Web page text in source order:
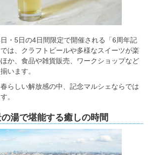
・5日の4日間限定で開催される「6周年記
は、クラフトビールや多様なスイーツが楽
か、食品や雑貨販売、ワークショップなど
います。
らしい解放感の中、記念マルシェならでは
。
湯で堪能する癒しの時間